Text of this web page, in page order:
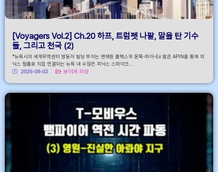
[Voyagers Vol.2] Ch.20 하프, 트럼펫 나팔, 말을 탄 기수
들, 그리고 천국 (2)
*뉴욕시의 세계무역센터 쌍둥이 빌딩 부지는 맨해튼 볼텍스와 몬톡-파이-Ex 팔콘 APIN을 통해 피
닉스 웜홀로 직접 연결되는 뉴욕 내 수많은 피닉스 스파이크...
2026-08-02
보이저 리딩